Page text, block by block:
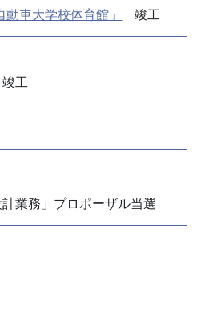
車大学校体育館」
竣工
工
業務」プロポーザル当選